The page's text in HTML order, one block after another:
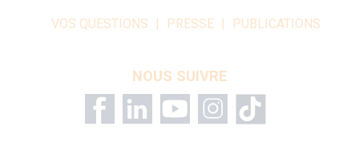
VOS QUESTIONS PRESSE PUBLICATIONS
NOUS SUIVRE